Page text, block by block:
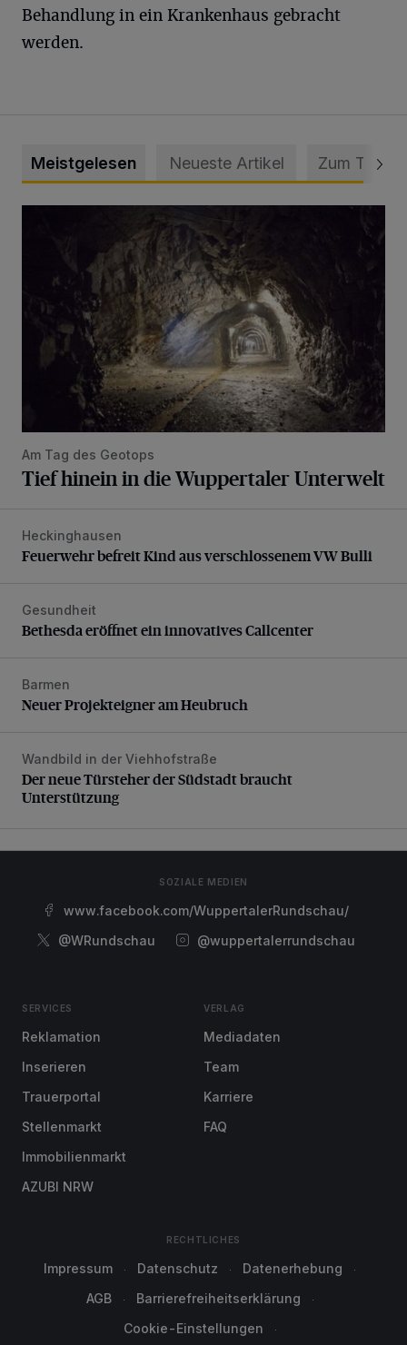
Behandlung in ein Krankenhaus gebracht
werden.
Meistgelesen Neueste Artikel Zum Thema
Am Tag des Geotops
Tief hinein in die Wuppertaler Unterwelt
Feuerwehr befreit Kind aus verschlossenem VW Bulli
Heckinghausen
Feuerwehr befreit Kind aus verschlossenem VW Bulli
Bethesda eröffnet ein innovatives Callcenter
Gesundheit
Bethesda eröffnet ein innovatives Callcenter
Neuer Projekteigner am Heubruch
Barmen
Neuer Projekteigner am Heubruch
Der neue Türsteher der Südstadt braucht Unterstützung
Wandbild in der Viehhofstraße
Der neue Türsteher der Südstadt braucht
Unterstützung
SOZIALE MEDIEN
www.facebook.com/WuppertalerRundschau/
@WRundschau
@wuppertalerrundschau
SERVICES
Reklamation
Inserieren
Trauerportal
Stellenmarkt
Immobilienmarkt
AZUBI NRW
VERLAG
Mediadaten
Team
Karriere
FAQ
RECHTLICHES
Impressum Datenschutz
Datenerhebung
AGB
Barrierefreiheitserklärung
Cookie-Einstellungen